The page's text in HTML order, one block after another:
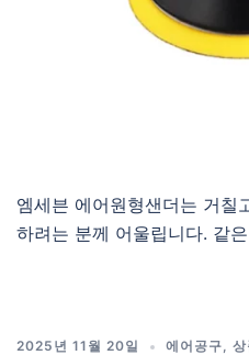
엠세븐 에어원형샌더는 거칠
하려는 분께 어울립니다. 같
2025년 11월 20일 에어공구,